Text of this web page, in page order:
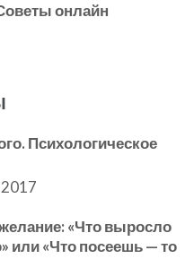
онлайн
Психологическое
«Что выросло
или «Что посеешь — то